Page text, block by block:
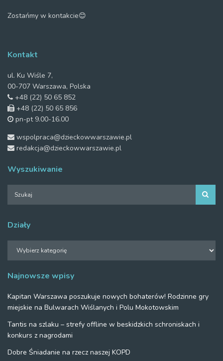
Zostańmy w kontakcie😊
Kontakt
ul. Ku Wiśle 7,
00-707 Warszawa, Polska
+48 (22) 50 65 852
+48 (22) 50 65 856
pn-pt 9.00-16.00
wspolpraca@dzieckowwarszawie.pl
redakcja@dzieckowwarszawie.pl
Wyszukiwanie
Działy
Najnowsze wpisy
Kapitan Warszawa poszukuje nowych bohaterów! Rodzinne gry
miejskie na Bulwarach Wiślanych i Polu Mokotowskim
Tantis na szlaku – strefy offline w beskidzkich schroniskach i
konkurs z nagrodami
Dobre Śniadanie na rzecz naszej KOPD